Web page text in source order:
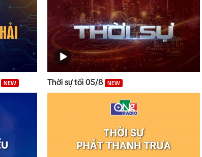
NEW Thời sự tối 05/8 NEW